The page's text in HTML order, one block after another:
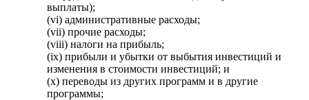
выплаты);
(vi) административные расходы;
(vii) прочие расходы;
(viii) налоги на прибыль;
(ix) прибыли и убытки от выбытия инвестиций и
изменения в стоимости инвестиций; и
(x) переводы из других программ и в другие
программы;